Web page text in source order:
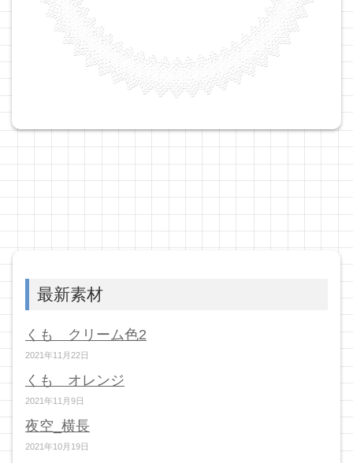
最新素材
くも クリーム色2
2021年11月22日
くも オレンジ
2021年11月9日
夜空_横長
2021年10月19日